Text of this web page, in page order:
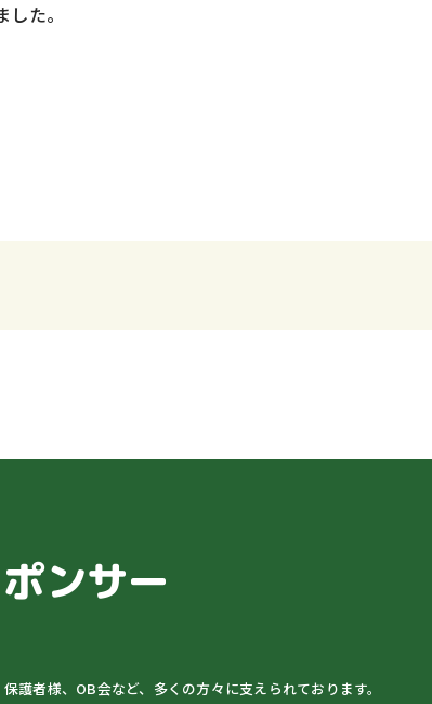
た。
ンサー
護者様、OB会など、多くの方々に支えられております。